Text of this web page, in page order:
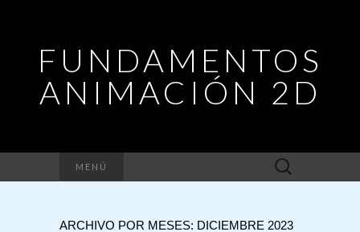
FUNDAMENTOS
ANIMACIÓN 2D
MENÚ Buscar:
ARCHIVO POR MESES: DICIEMBRE 2023